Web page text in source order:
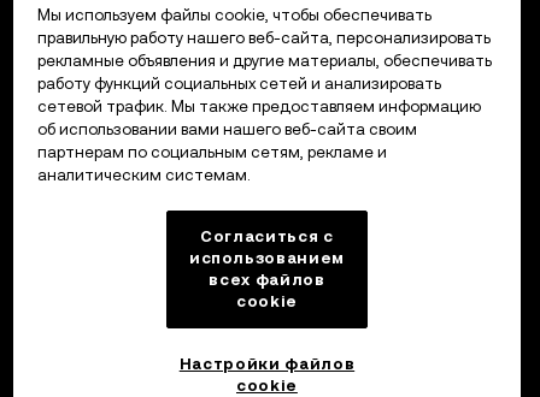
Мы используем файлы cookie, чтобы обеспечивать
правильную работу нашего веб-сайта, персонализировать
рекламные объявления и другие материалы, обеспечивать
работу функций социальных сетей и анализировать
сетевой трафик. Мы также предоставляем информацию
об использовании вами нашего веб-сайта своим
партнерам по социальным сетям, рекламе и
аналитическим системам.
Согласиться с
использованием
всех файлов
cookie
Настройки файлов
cookie